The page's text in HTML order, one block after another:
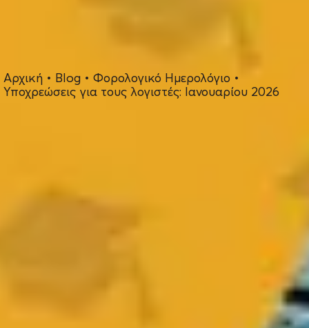
Αρχική • Blog •Φορολογικό Ημερολόγιο •
Υποχρεώσεις για τους λογιστές: Ιανουαρίου 2026